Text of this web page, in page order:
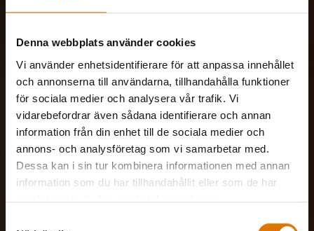
Denna webbplats använder cookies
Vi använder enhetsidentifierare för att anpassa innehållet
och annonserna till användarna, tillhandahålla funktioner
för sociala medier och analysera vår trafik. Vi
vidarebefordrar även sådana identifierare och annan
information från din enhet till de sociala medier och
annons- och analysföretag som vi samarbetar med.
Dessa kan i sin tur kombinera informationen med annan
information som du har tillhandahållit eller som de har
samlat in när du har använt deras tjänster.